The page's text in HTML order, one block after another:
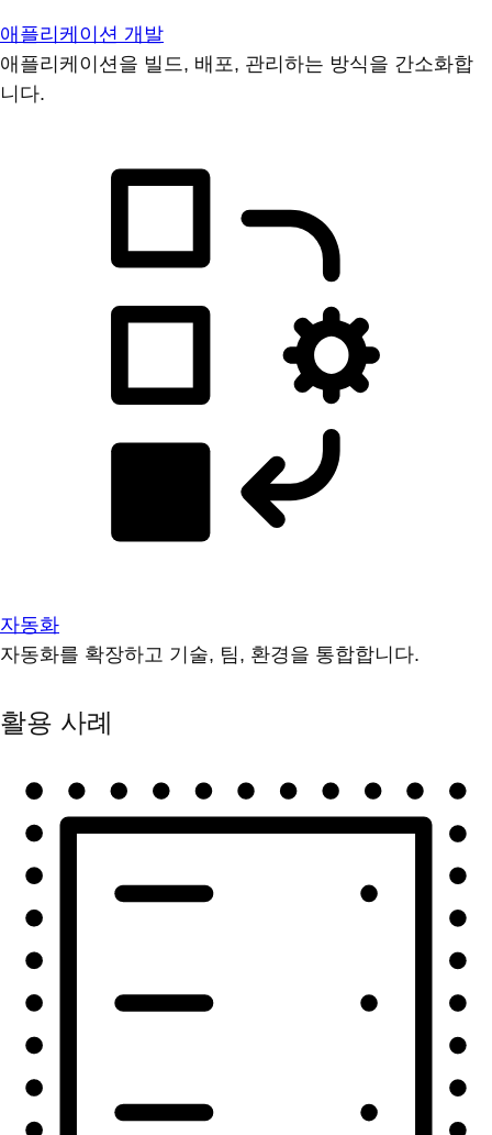
애플리케이션 개발
애플리케이션을 빌드, 배포, 관리하는 방식을 간소화합
니다.
자동화
자동화를 확장하고 기술, 팀, 환경을 통합합니다.
활용 사례